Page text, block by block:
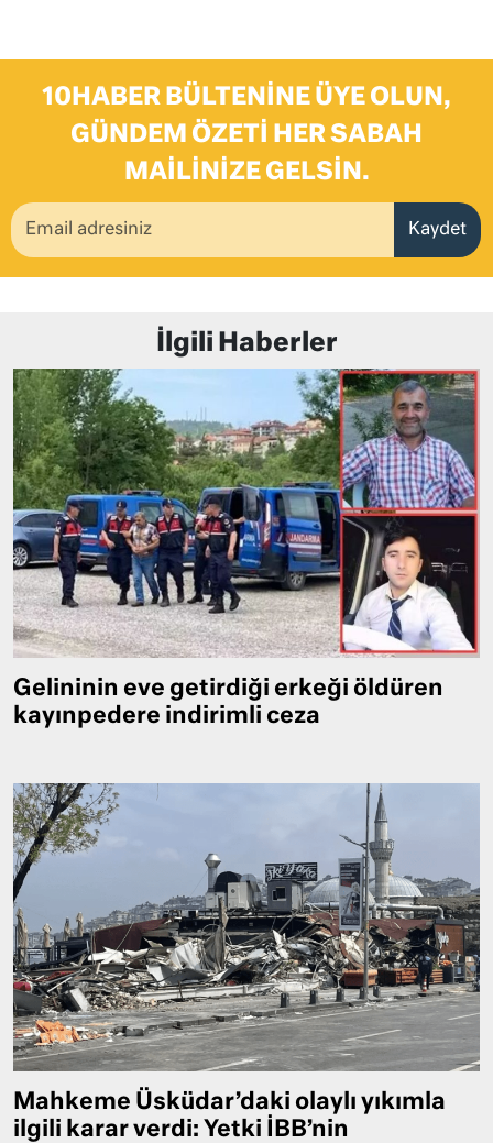
10HABER BÜLTENINE ÜYE OLUN,
GÜNDEM ÖZETI HER SABAH
MAILINIZE GELSIN.
Kaydet
İlgili Haberler
Gelininin eve getirdiği erkeği öldüren
kayınpedere indirimli ceza
Mahkeme Üsküdar’daki olaylı yıkımla
ilgili karar verdi: Yetki İBB’nin